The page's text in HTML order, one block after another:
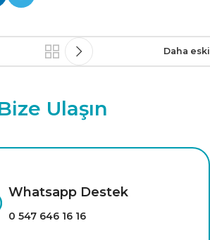
Daha eski
Ulaşın
Whatsapp Destek
0 547 646 16 16